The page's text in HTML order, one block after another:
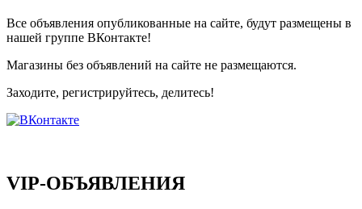
Все объявления опубликованные на сайте, будут размещены в
нашей группе ВКонтакте!
Магазины без объявлений на сайте не размещаются.
Заходите, регистрируйтесь, делитесь!
VIP-ОБЪЯВЛЕНИЯ